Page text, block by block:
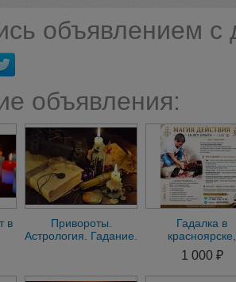
объявлением с
объявления:
в
Привороты.
Астрология. Гадание.
Гадалка в
красноярске,
судьбы,
магия,
1 000 ₽